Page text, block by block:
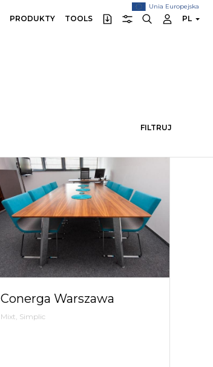
Unia Europejska
PRODUKTY TOOLS PL
FILTRUJ
Conerga Warszawa
Mixt, Simplic